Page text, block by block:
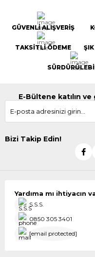
GÜVENLİ ALIŞVERİŞ
TAKSİTLİ ÖDEME
E-Bültene katılın
Bizi Takip Edin!
Yardıma mı ihtiyacın
S.S.S.
0850 305 3401
[email protected]